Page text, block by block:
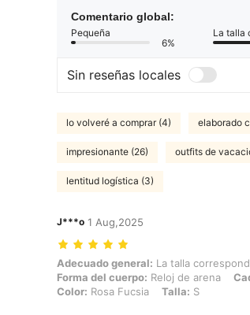
Comentario global:
Pequeña
6%
La talla
Sin reseñas locales
lo volveré a comprar (4) elaborado
impresionante (26) outfits de
lentitud logística (3)
J***o 1 Aug,2025
Adecuado general: La talla corresponde,
Adecuado general: La talla
Forma del cuerpo: Reloj de arena
Color: Rosa Fucsia Talla: S